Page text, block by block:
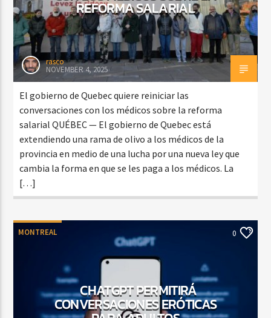
REFORMA SALARIAL
rasco
NOVEMBER 4, 2025
El gobierno de Quebec quiere reiniciar las
conversaciones con los médicos sobre la reforma
salarial QUÉBEC — El gobierno de Quebec está
extendiendo una rama de olivo a los médicos de la
provincia en medio de una lucha por una nueva ley que
cambia la forma en que se les paga a los médicos. La
[…]
MONTREAL 0
CHATGPT PERMITIRÁ
CONVERSACIONES ERÓTICAS